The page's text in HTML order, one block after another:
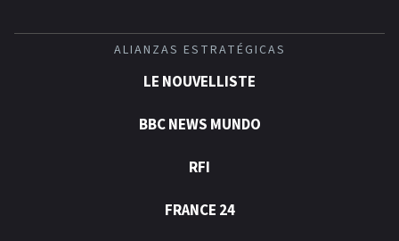
ALIANZAS ESTRATÉGICAS
LE NOUVELLISTE
BBC NEWS MUNDO
RFI
FRANCE 24